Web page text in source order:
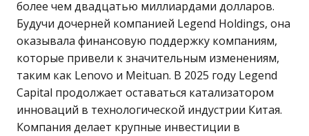
более чем двадцатью миллиардами долларов.
Будучи дочерней компанией Legend Holdings, она
оказывала финансовую поддержку компаниям,
которые привели к значительным изменениям,
таким как Lenovo и Meituan. В 2025 году Legend
Capital продолжает оставаться катализатором
инноваций в технологической индустрии Китая.
Компания делает крупные инвестиции в